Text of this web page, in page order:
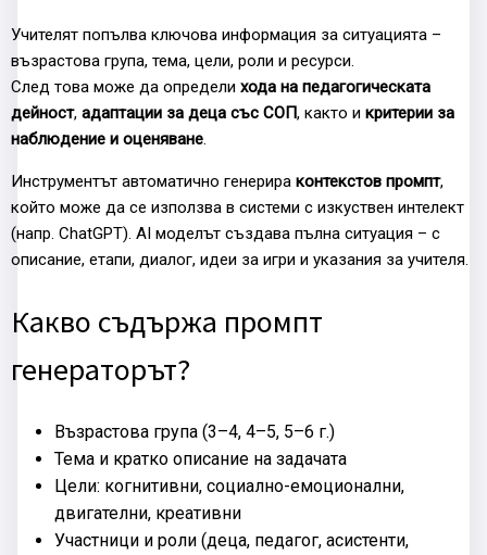
Учителят попълва ключова информация за ситуацията –
възрастова група, тема, цели, роли и ресурси.
След това може да определи хода на педагогическата
дейност, адаптации за деца със СОП, както и критерии за
наблюдение и оценяване
Инструментът автоматично генерира контекстов промпт,
който може да се използва в системи с изкуствен интелект
(напр. ChatGPT). AI моделът създава пълна ситуация – с
описание, етапи, диалог, идеи за игри и указания за учителя.
Какво съдържа промпт
генераторът?
Възрастова група (3–4, 4–5, 5–6 г.)
Тема и кратко описание на задачата
Цели: когнитивни, социално-емоционални,
двигателни, креативни
Участници и роли (деца, педагог, асистенти,